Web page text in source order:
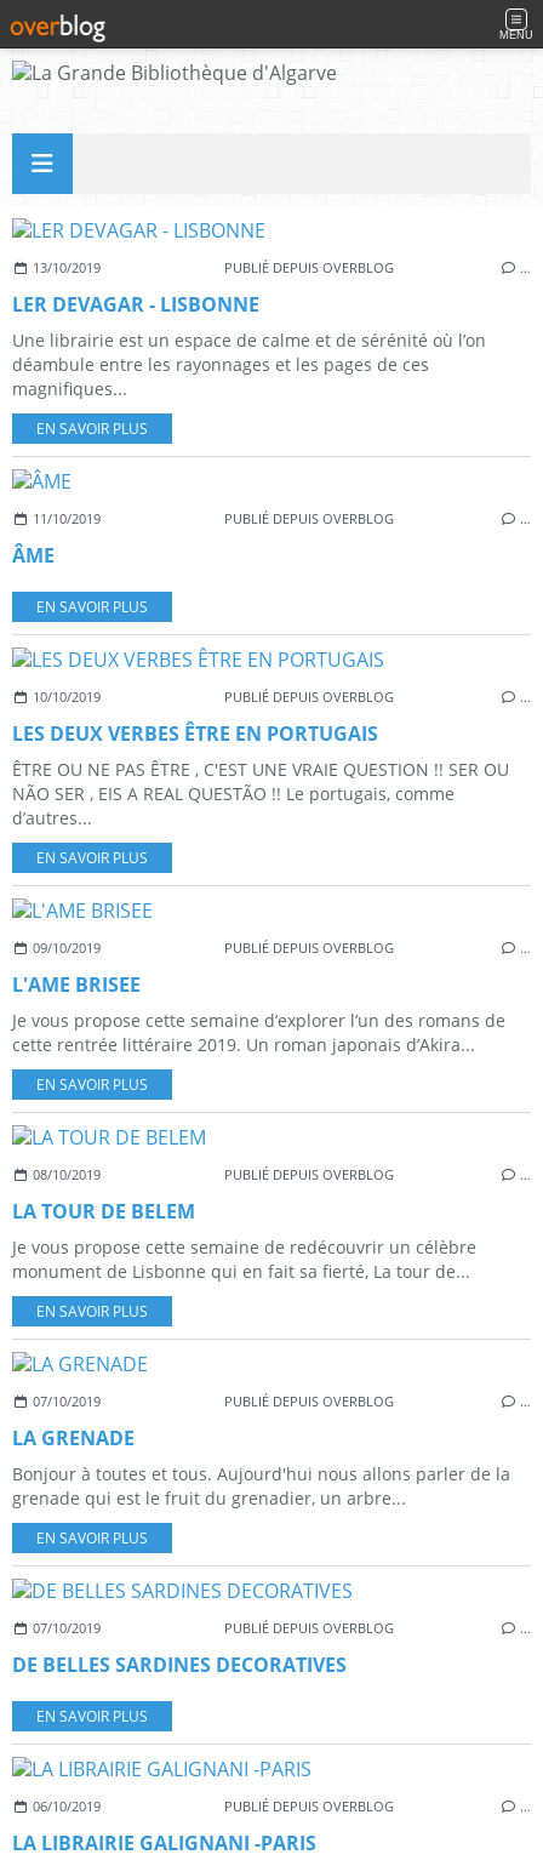
MENU
13/10/2019 PUBLIÉ DEPUIS OVERBLOG …
LER DEVAGAR - LISBONNE
Une librairie est un espace de calme et de sérénité où l’on
déambule entre les rayonnages et les pages de ces
magnifiques...
EN SAVOIR PLUS
11/10/2019 PUBLIÉ DEPUIS OVERBLOG …
ÂME
EN SAVOIR PLUS
10/10/2019 PUBLIÉ DEPUIS OVERBLOG …
LES DEUX VERBES ÊTRE EN PORTUGAIS
ÊTRE OU NE PAS ÊTRE , C'EST UNE VRAIE QUESTION !! SER OU
NÃO SER , EIS A REAL QUESTÃO !! Le portugais, comme
d’autres...
EN SAVOIR PLUS
09/10/2019 PUBLIÉ DEPUIS OVERBLOG …
L'AME BRISEE
Je vous propose cette semaine d’explorer l’un des romans de
cette rentrée littéraire 2019. Un roman japonais d’Akira...
EN SAVOIR PLUS
08/10/2019 PUBLIÉ DEPUIS OVERBLOG …
LA TOUR DE BELEM
Je vous propose cette semaine de redécouvrir un célèbre
monument de Lisbonne qui en fait sa fierté, La tour de...
EN SAVOIR PLUS
07/10/2019 PUBLIÉ DEPUIS OVERBLOG …
LA GRENADE
Bonjour à toutes et tous. Aujourd'hui nous allons parler de la
grenade qui est le fruit du grenadier, un arbre...
EN SAVOIR PLUS
07/10/2019 PUBLIÉ DEPUIS OVERBLOG …
DE BELLES SARDINES DECORATIVES
EN SAVOIR PLUS
06/10/2019 PUBLIÉ DEPUIS OVERBLOG …
LA LIBRAIRIE GALIGNANI -PARIS